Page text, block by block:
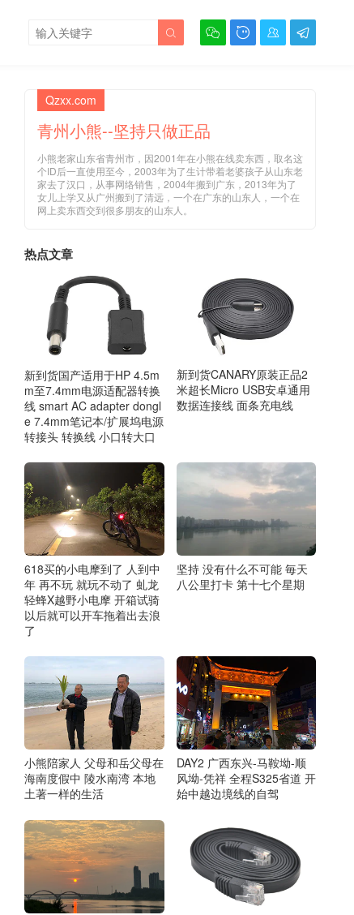
   

Qzxx.com
青州小熊--坚持只做正品
小熊老家山东省青州市，因2001年在小熊在线卖东西，取名这
个ID后一直使用至今，2003年为了生计带着老婆孩子从山东老
家去了汉口，从事网络销售，2004年搬到广东，2013年为了
女儿上学又从广州搬到了清远，一个在广东的山东人，一个在
网上卖东西交到很多朋友的山东人。
热点文章
新到货国产适用于HP 4.5m
m至7.4mm电源适配器转换
线 smart AC adapter dongl
e 7.4mm笔记本/扩展坞电源
转接头 转换线 小口转大口
新到货CANARY原装正品2
米超长Micro USB安卓通用
数据连接线 面条充电线
618买的小电摩到了 人到中
年 再不玩 就玩不动了 虬龙
轻蜂X越野小电摩 开箱试骑
以后就可以开车拖着出去浪
了
坚持 没有什么不可能 毎天
八公里打卡 第十七个星期
小熊陪家人 父母和岳父母在
海南度假中 陵水南湾 本地
土著一样的生活
DAY2 广西东兴-马鞍坳-顺
风坳-凭祥 全程S325省道 开
始中越边境线的自驾